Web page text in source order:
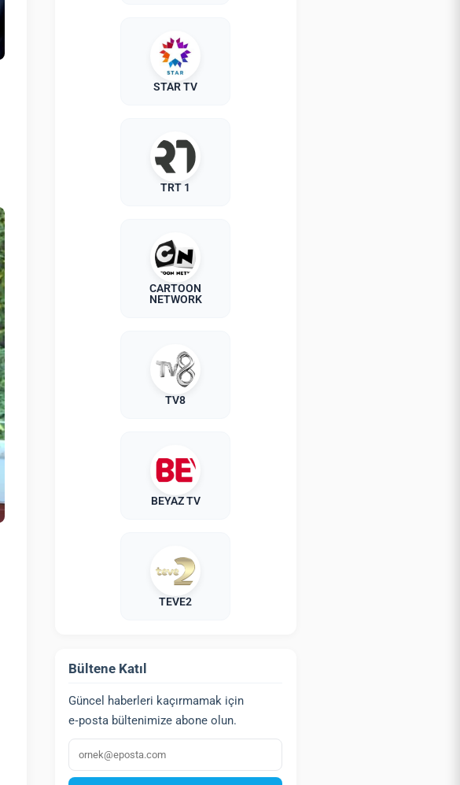
STAR TV
TRT 1
CARTOON
NETWORK
TV8
BEYAZ TV
TEVE2
Bültene Katıl
Güncel haberleri kaçırmamak için
e‑posta bültenimize abone olun.
E‑posta